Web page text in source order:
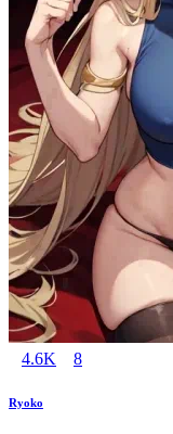
4.6K 8
Ryoko